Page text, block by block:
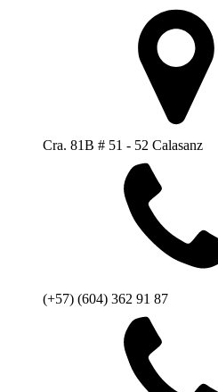
Cra. 81B # 51 - 52 Calasanz
(+57) (604) 362 91 87